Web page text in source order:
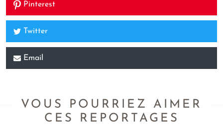
Pinterest
Twitter
Email
VOUS POURRIEZ AIMER
CES REPORTAGES